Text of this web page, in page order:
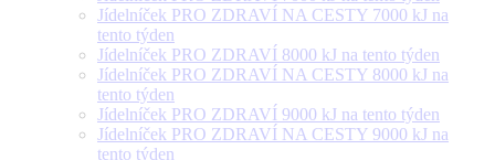
Jídelníček PRO ZDRAVÍ NA CESTY 7000 kJ na
tento týden
Jídelníček PRO ZDRAVÍ 8000 kJ na tento týden
Jídelníček PRO ZDRAVÍ NA CESTY 8000 kJ na
tento týden
Jídelníček PRO ZDRAVÍ 9000 kJ na tento týden
Jídelníček PRO ZDRAVÍ NA CESTY 9000 kJ na
tento týden